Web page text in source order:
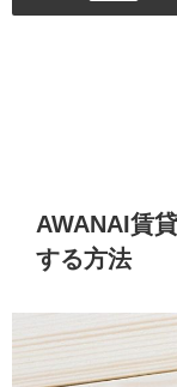
AWANAI賃
する方法